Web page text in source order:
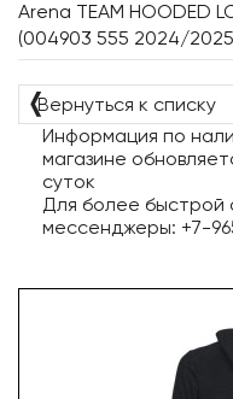
Arena TEAM HOODED
(004903 555 2024/
❬Вернуться к списку
Информация по
магазине
суток
Для более быстрой
мессенджеры: +7-